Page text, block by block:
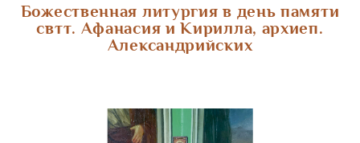
Божественная литургия в день памяти
свтт. Афанасия и Кирилла, архиеп.
Александрийских